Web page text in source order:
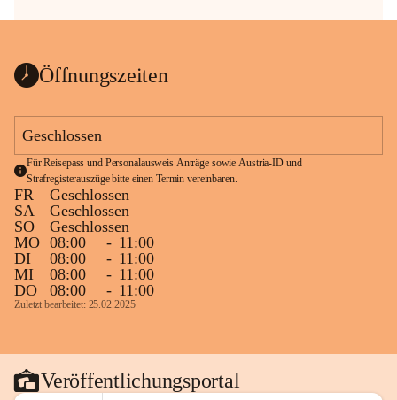
Öffnungszeiten
Geschlossen
Für Reisepass und Personalausweis Anträge sowie Austria-ID und
Strafregisterauszüge bitte einen Termin vereinbaren.
FR
Geschlossen
SA
Geschlossen
SO
Geschlossen
MO 08:00 - 11:00
DI
08:00 - 11:00
MI
08:00 - 11:00
DO
08:00 - 11:00
Zuletzt bearbeitet: 25.02.2025
Veröffentlichungsportal